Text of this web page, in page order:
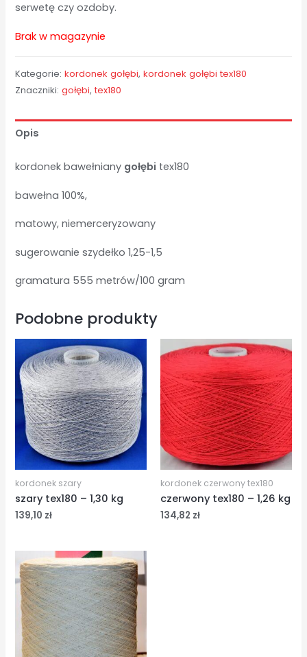
serwetę czy ozdoby.
Brak w magazynie
Kategorie:kordonek gołębi,kordonek gołębi tex180
Znaczniki:gołębi,tex180
Opis
kordonek bawełniany gołębi tex180
bawełna 100%,
matowy, niemerceryzowany
sugerowanie szydełko 1,25-1,5
gramatura 555 metrów/100 gram
Podobne produkty
kordonek szary
szary tex180 – 1,30 kg
139,10 zł
kordonek czerwony tex180
czerwony tex180 – 1,26 kg
134,82 zł